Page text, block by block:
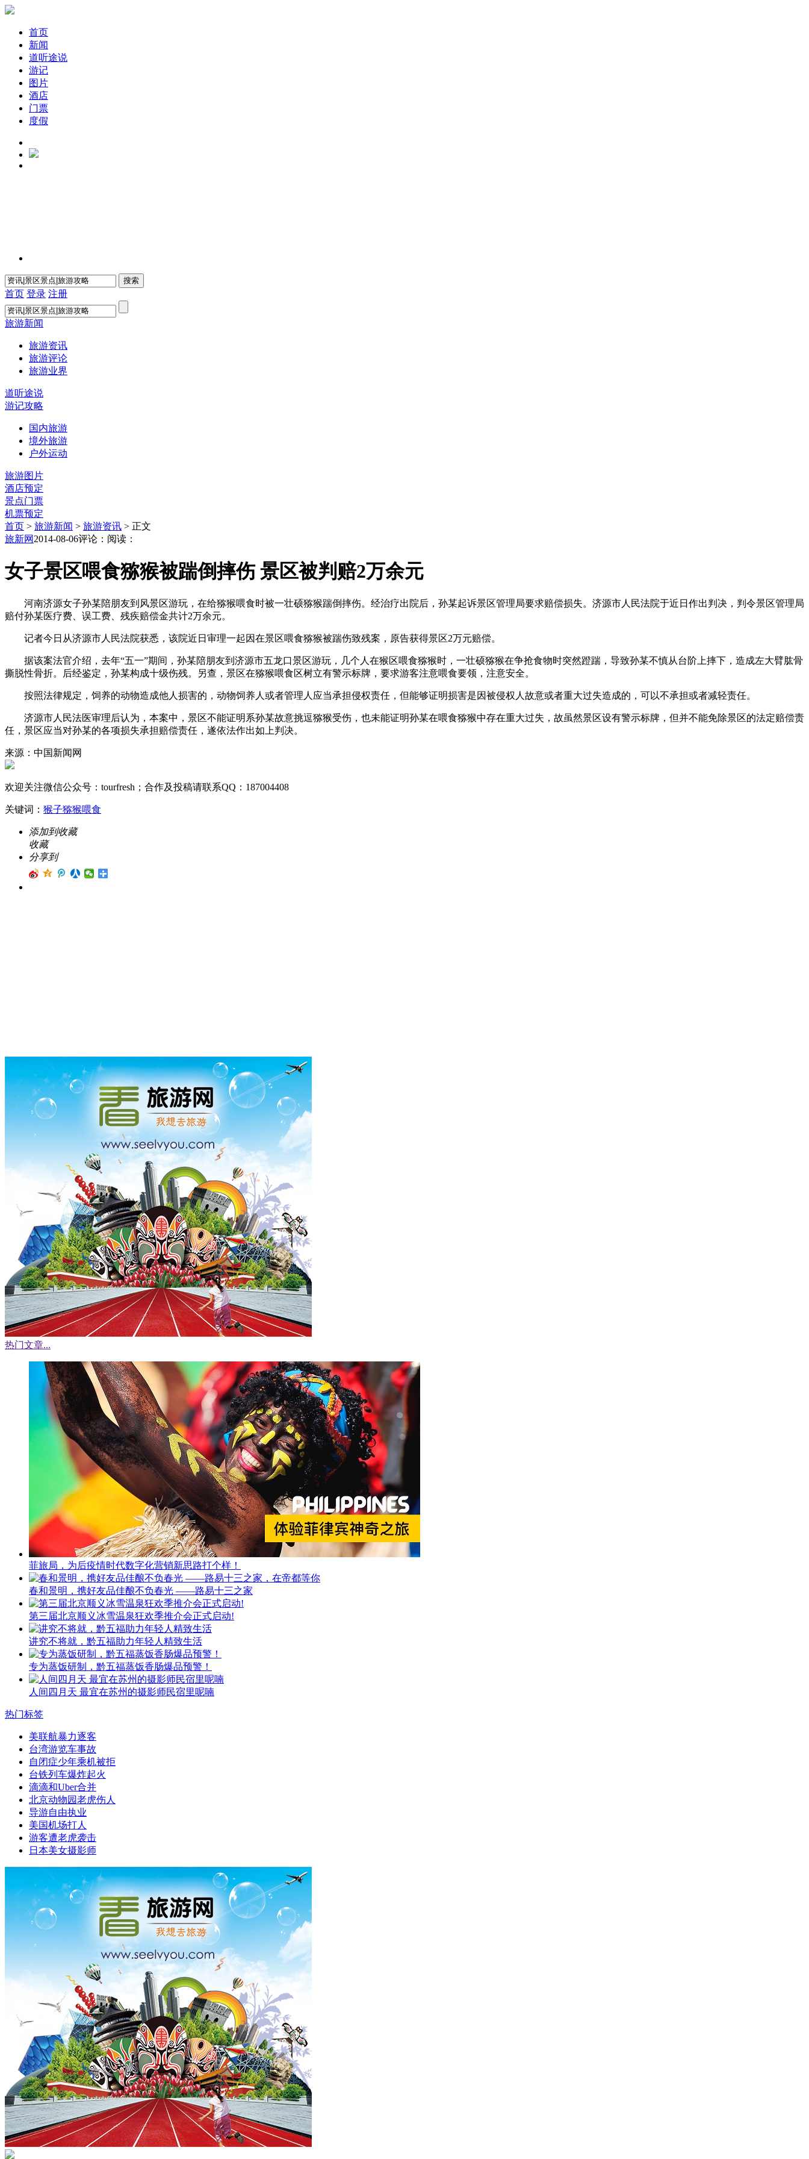
首页
新闻
道听途说
游记
图片
酒店
门票
度假
首页 登录 注册
旅游新闻
旅游资讯
旅游评论
旅游业界
道听途说
游记攻略
国内旅游
境外旅游
户外运动
旅游图片
酒店预定
景点门票
机票预定
首页 > 旅游新闻 > 旅游资讯 > 正文
旅新网 2014-08-06评论： 阅读：
女子景区喂食猕猴被踹倒摔伤 景区被判赔2万余元
河南济源女子孙某陪朋友到风景区游玩，在给猕猴喂食时被一壮硕猕猴踹倒摔伤。经治疗出院后，孙某起诉景区管理局要求赔偿损失。济源市人民法院于近日作出判决，判令景区管理局
赔付孙某医疗费、误工费、残疾赔偿金共计2万余元。
记者今日从济源市人民法院获悉，该院近日审理一起因在景区喂食猕猴被踹伤致残案，原告获得景区2万元赔偿。
据该案法官介绍，去年“五一”期间，孙某陪朋友到济源市五龙口景区游玩，几个人在猴区喂食猕猴时，一壮硕猕猴在争抢食物时突然蹬踹，导致孙某不慎从台阶上摔下，造成左大臂肱骨
撕脱性骨折。后经鉴定，孙某构成十级伤残。另查，景区在猕猴喂食区树立有警示标牌，要求游客注意喂食要领，注意安全。
按照法律规定，饲养的动物造成他人损害的，动物饲养人或者管理人应当承担侵权责任，但能够证明损害是因被侵权人故意或者重大过失造成的，可以不承担或者减轻责任。
济源市人民法医审理后认为，本案中，景区不能证明系孙某故意挑逗猕猴受伤，也未能证明孙某在喂食猕猴中存在重大过失，故虽然景区设有警示标牌，但并不能免除景区的法定赔偿责
任，景区应当对孙某的各项损失承担赔偿责任，遂依法作出如上判决。
来源：中国新闻网
欢迎关注微信公众号： tourfresh ；合作及投稿请联系QQ： 187004408
关键词： 猴子猕猴喂食
添加到收藏
收藏
分享到
热门文章...
菲旅局，为后疫情时代数字化营销新思路打个样！
春和景明，携好友品佳酿不负春光 ——路易十三之家
第三届北京顺义冰雪温泉狂欢季推介会正式启动!
讲究不将就，黔五福助力年轻人精致生活
专为蒸饭研制，黔五福蒸饭香肠爆品预警！
人间四月天 最宜在苏州的摄影师民宿里呢喃
热门标签
美联航暴力逐客
台湾游览车事故
自闭症少年乘机被拒
台铁列车爆炸起火
滴滴和Uber合并
北京动物园老虎伤人
导游自由执业
美国机场打人
游客遭老虎袭击
日本美女摄影师